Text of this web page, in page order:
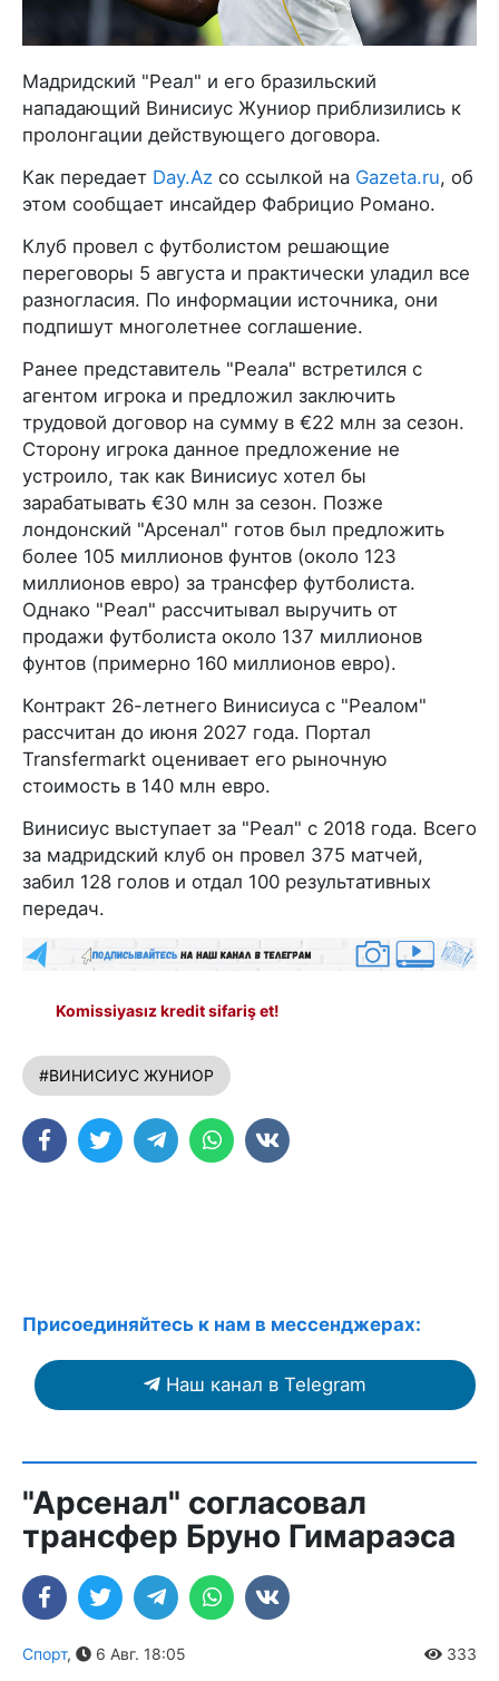
Мадридский "Реал" и его бразильский
нападающий Винисиус Жуниор приблизились к
пролонгации действующего договора.
Как передает Day.Az со ссылкой на Gazeta.ru, об
этом сообщает инсайдер Фабрицио Романо.
Клуб провел с футболистом решающие
переговоры 5 августа и практически уладил все
разногласия. По информации источника, они
подпишут многолетнее соглашение.
Ранее представитель "Реала" встретился с
агентом игрока и предложил заключить
трудовой договор на сумму в €22 млн за сезон.
Сторону игрока данное предложение не
устроило, так как Винисиус хотел бы
зарабатывать €30 млн за сезон. Позже
лондонский "Арсенал" готов был предложить
более 105 миллионов фунтов (около 123
миллионов евро) за трансфер футболиста.
Однако "Реал" рассчитывал выручить от
продажи футболиста около 137 миллионов
фунтов (примерно 160 миллионов евро).
Контракт 26-летнего Винисиуса с "Реалом"
рассчитан до июня 2027 года. Портал
Transfermarkt оценивает его рыночную
стоимость в 140 млн евро.
Винисиус выступает за "Реал" с 2018 года. Всего
за мадридский клуб он провел 375 матчей,
забил 128 голов и отдал 100 результативных
передач.
Komissiyasız kredit sifariş et!
#ВИНИСИУС ЖУНИОР
Присоединяйтесь к нам в мессенджерах:
Наш канал в Telegram
"Арсенал" согласовал
трансфер Бруно Гимараэса
Спорт, 6 Авг. 18:05 333